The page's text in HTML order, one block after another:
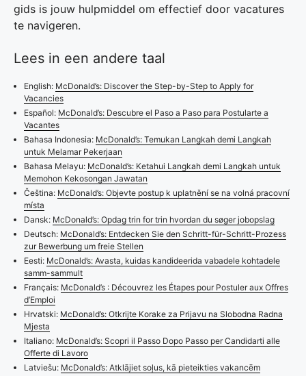
gids is jouw hulpmiddel om effectief door vacatures
te navigeren.
Lees in een andere taal
English: McDonald’s: Discover the Step-by-Step to Apply for
Vacancies
Español: McDonald’s: Descubre el Paso a Paso para Postularte a
Vacantes
Bahasa Indonesia: McDonald’s: Temukan Langkah demi Langkah
untuk Melamar Pekerjaan
Bahasa Melayu: McDonald’s: Ketahui Langkah demi Langkah untuk
Memohon Kekosongan Jawatan
Čeština: McDonald’s: Objevte postup k uplatnění se na volná pracovní
místa
Dansk: McDonald’s: Opdag trin for trin hvordan du søger jobopslag
Deutsch: McDonald’s: Entdecken Sie den Schritt-für-Schritt-Prozess
zur Bewerbung um freie Stellen
Eesti: McDonald’s: Avasta, kuidas kandideerida vabadele kohtadele
samm-sammult
Français: McDonald’s : Découvrez les Étapes pour Postuler aux Offres
d’Emploi
Hrvatski: McDonald’s: Otkrijte Korake za Prijavu na Slobodna Radna
Mjesta
Italiano: McDonald’s: Scopri il Passo Dopo Passo per Candidarti alle
Offerte di Lavoro
Latviešu: McDonald’s: Atklājiet soļus, kā pieteikties vakancēm